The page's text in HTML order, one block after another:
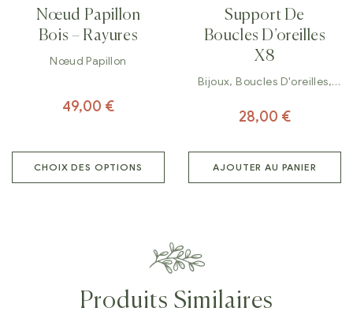
Nœud Papillon
Bois – Rayures
Nœud Papillon
49,00 €
CHOIX DES OPTIONS
Support De
Boucles D’oreilles
X8
Bijoux,Boucles D'oreilles,
28,00 €
AJOUTER AU PANIER
Produits Similaires